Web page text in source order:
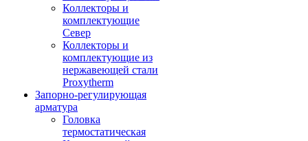
Коллекторы и
комплектующие
Север
Коллекторы и
комплектующие из
нержавеющей стали
Proxytherm
Запорно-регулирующая
арматура
Головка
термостатическая